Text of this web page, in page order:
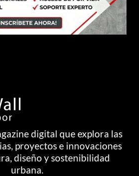
digital que explora las
proyectos e innovaciones
diseño y sostenibilidad
urbana.